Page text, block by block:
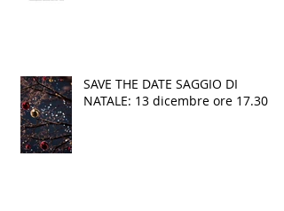
SAVE THE DATE SAGGIO DI
NATALE: 13 dicembre ore 17.30